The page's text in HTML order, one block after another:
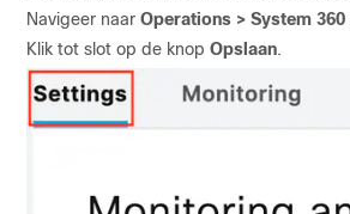
Navigeer naar Operations > System
Klik tot slot op de knop Opslaan.